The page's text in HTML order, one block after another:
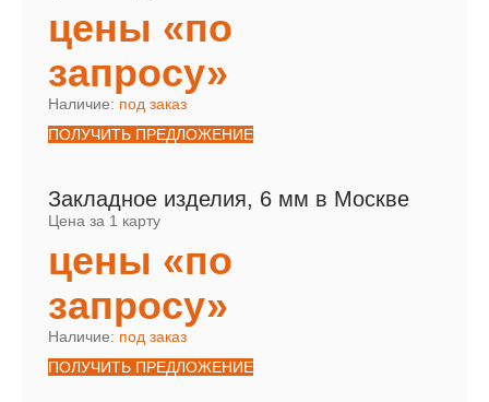
цены «по
запросу»
Наличие: под заказ
ПОЛУЧИТЬ ПРЕДЛОЖЕНИЕ
Закладное изделия, 6 мм в Москве
Цена за 1 карту
цены «по
запросу»
Наличие: под заказ
ПОЛУЧИТЬ ПРЕДЛОЖЕНИЕ